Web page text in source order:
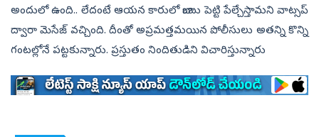
అందులో ఉంది.. లేదంటే ఆయన కారులో బాంబు పెట్టి పేల్చేస్తామని వాట్సప్‌
ద్వారా మెసేజ్‌ వచ్చింది. దీంతో అప్రమత్తమయిన పోలీసులు అతన్ని కొన్ని
గంటల్లోనే పట్టకున్నారు. ప్రస్తుతం నిందితుడిని విచారిస్తున్నారు